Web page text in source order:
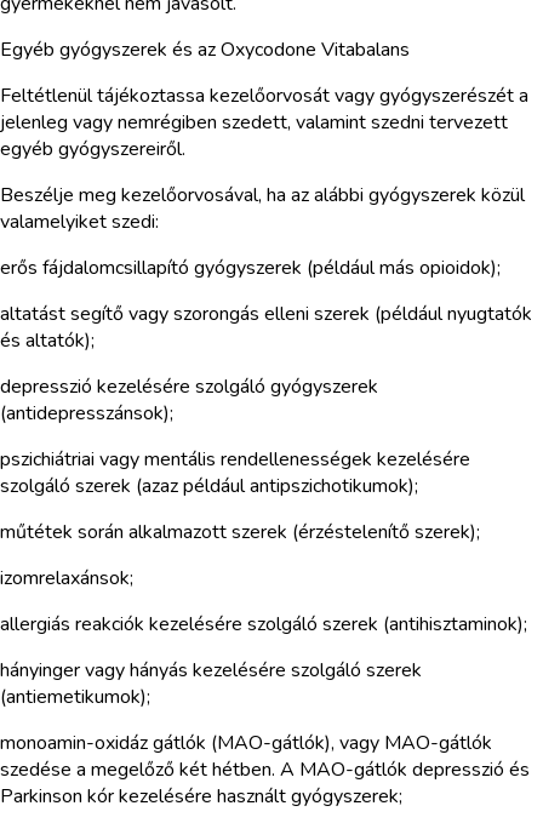
Egyéb gyógyszerek és az Oxycodone Vitabalans
Feltétlenül tájékoztassa kezelőorvosát vagy gyógyszerészét a
jelenleg vagy nemrégiben szedett, valamint szedni tervezett
egyéb gyógyszereiről.
Beszélje meg kezelőorvosával, ha az alábbi gyógyszerek közül
valamelyiket szedi:
erős fájdalomcsillapító gyógyszerek (például más opioidok);
altatást segítő vagy szorongás elleni szerek (például nyugtatók
és altatók);
depresszió kezelésére szolgáló gyógyszerek
(antidepresszánsok);
pszichiátriai vagy mentális rendellenességek kezelésére
szolgáló szerek (azaz például antipszichotikumok);
műtétek során alkalmazott szerek (érzéstelenítő szerek);
izomrelaxánsok;
allergiás reakciók kezelésére szolgáló szerek (antihisztaminok);
hányinger vagy hányás kezelésére szolgáló szerek
(antiemetikumok);
monoamin-oxidáz gátlók (MAO-gátlók), vagy MAO-gátlók
szedése a megelőző két hétben. A MAO-gátlók depresszió és
Parkinson kór kezelésére használt gyógyszerek;